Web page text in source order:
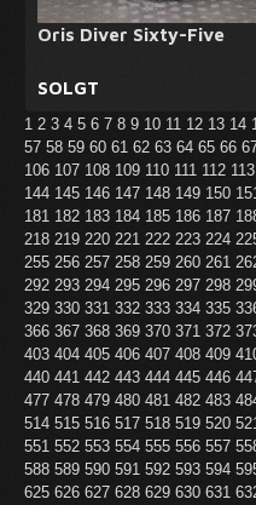
Oris Diver Sixty-Five
SOLGT
1 2 3 4 5 6 7 8 9 10 11 12 13 14
57 58 59 60 61 62 63 64 65 66
106 107 108 109 110 111 112 113
144 145 146 147 148 149 150
181 182 183 184 185 186 187
218 219 220 221 222 223 224
255 256 257 258 259 260 261
292 293 294 295 296 297 298
329 330 331 332 333 334 335
366 367 368 369 370 371 372
403 404 405 406 407 408 409
440 441 442 443 444 445 446
477 478 479 480 481 482 483
514 515 516 517 518 519 520
551 552 553 554 555 556 557
588 589 590 591 592 593 594
625 626 627 628 629 630 631